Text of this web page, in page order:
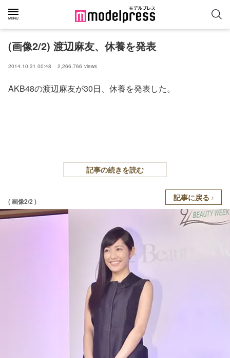
(画像2/2) 渡辺麻友、休養を発表
2014.10.31 00:48 2,266,766 views
AKB48の渡辺麻友が30日、休養を発表した。
記事の続きを読む
( 画像2/2 ) 記事に戻る